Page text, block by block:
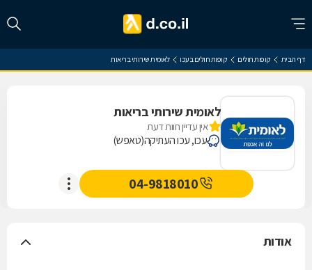
דף הבית קופות חולים קופות חולים בעכו לאומית שירותי בריאות
לאומית שירותי בריאות
אין עדיין חוות דעת
עכו, עכו העתיקה(טאפש)
04-9818010
אודות